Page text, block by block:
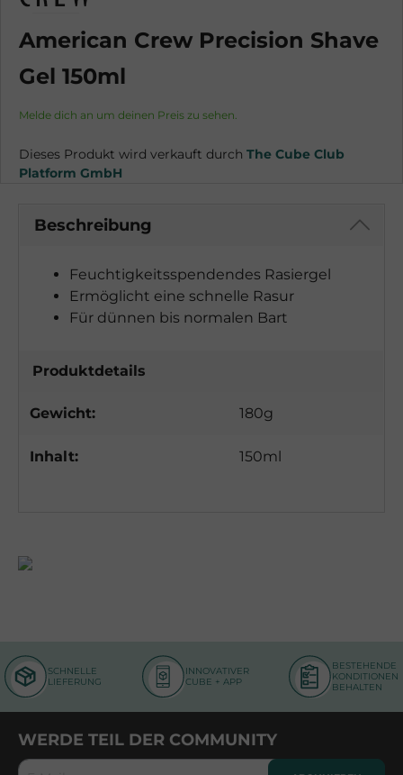
American Crew Precision Shave
Gel 150ml
Melde dich an um deinen Preis zu sehen.
Dieses Produkt wird verkauft durch The Cube Club
Platform GmbH
Beschreibung
Feuchtigkeitsspendendes Rasiergel
Ermöglicht eine schnelle Rasur
Für dünnen bis normalen Bart
Produktdetails
Gewicht: 180g
Inhalt: 150ml
SCHNELLE
LIEFERUNG
INNOVATIVER
CUBE + APP
BESTEHENDE
KONDITIONEN
BEHALTEN
WERDE TEIL DER COMMUNITY
E-Mail